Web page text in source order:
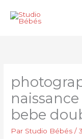
bebe
Par Studio Bébés/